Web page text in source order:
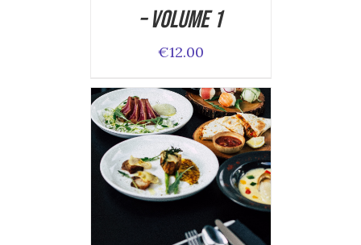
– Volume 1
€12.00
ADD TO CART
/
DETAILS